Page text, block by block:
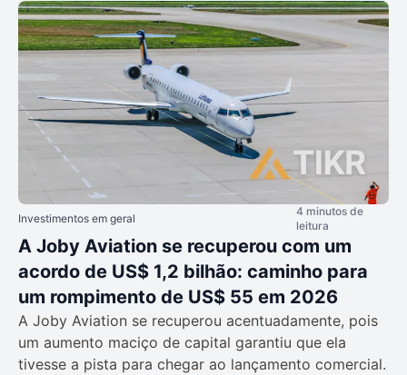
Investimentos em geral
4 minutos de
leitura
A Joby Aviation se recuperou com um
acordo de US$ 1,2 bilhão: caminho para
um rompimento de US$ 55 em 2026
A Joby Aviation se recuperou acentuadamente, pois
um aumento maciço de capital garantiu que ela
tivesse a pista para chegar ao lançamento comercial.